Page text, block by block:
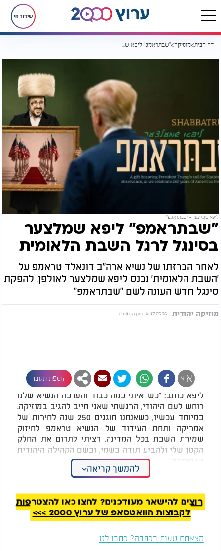
שידור חי
דף הבית מוסיקה "שבתראמפ" ליפא שמלצער בסינגל לרגל השבת הלאומית
ליפא שמלצער - "שבתראמפ"
"שבתראמפ" ליפא שמלצער
בסינגל לרגל השבת הלאומית
לאחר הכרזתו של נשיא ארה"ב דונאלד טראמפ על
'השבת הלאומית' נכנס ליפא שמלצער לאולפן, להפקת
סינגל חדש העונה לשם "שבתראמפ"
מוזיקה יהודית 17.05.26 א' סיון התשפ"ו
א א הוספת תגובה
ליפא כותב: "כשראיתי כמה כבוד והערכה הנשיא שלנו
רוחש לעם היהודי, הרגשתי שאני חייב להגיב במוזיקה.
במיוחד עכשיו, כשאנחנו חוגגים 250 שנה לחירות של
אמריקה ותחת העידוד של הנשיא טראמפ לחיזוק
שמירת השבת בכל המדינה, רציתי לתרום את החלק
הקטן שלי ולהביע תודה בשמי, ובשם הקהילה היהודית
באמריקה"
ליפא שמלצער - "שבתראמפ"
להמשך קריאה
רוצים להישאר מעודכנים? לחצו כאן להצטרפות
לקבוצות הוואטסאפ של ערוץ 2000 >>>
מצאתם טעות בכתבה? כתבו לנו